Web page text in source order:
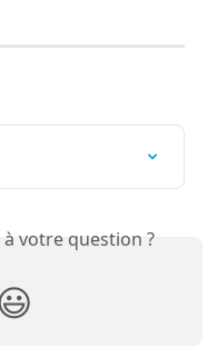
votre question ?